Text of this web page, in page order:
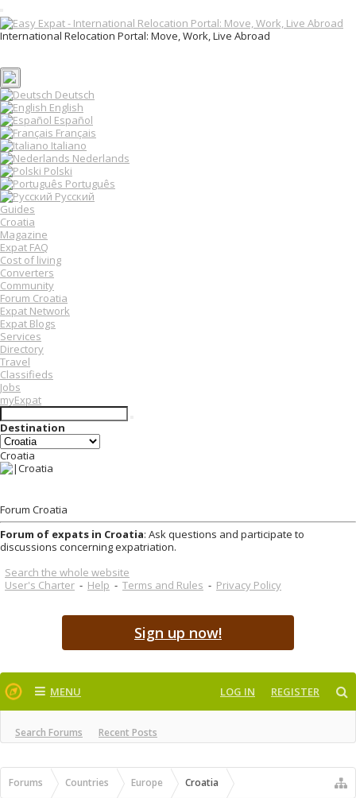
T
o
g
e
n
a
v
i
g
a
t
i
o
n
International Relocation Portal: Move, Work, Live Abroad
Deutsch
English
Español
Français
Italiano
Nederlands
Polski
Português
Русский
Guides
Croatia
Magazine
Expat FAQ
Cost of living
Converters
Community
Forum Croatia
Expat Network
Expat Blogs
Services
Directory
Travel
Classifieds
Jobs
myExpat
Destination
Croatia
Forum Croatia
Forum of expats in Croatia: Ask questions and participate to
discussions concerning expatriation.
Search the whole website
User's Charter - Help - Terms and Rules - Privacy Policy
Sign up now!
MENU
Search Forums Recent Posts
LOG IN REGISTER
Forums Countries Europe Croatia